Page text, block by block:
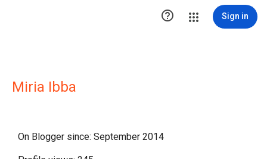
 Sign in
Miria Ibba
On Blogger since: September 2014